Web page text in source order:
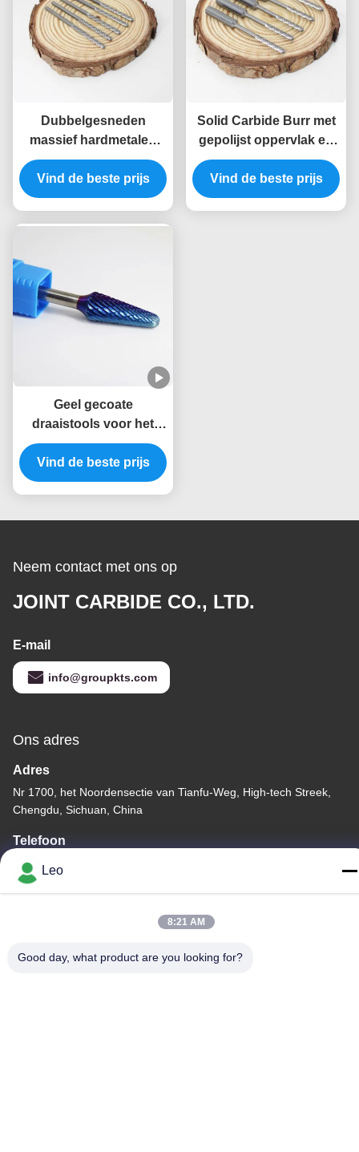
Dubbelgesneden
massief hardmetalen
freesbits voor
slotenmakers met
ondersteuning voor
Vind de beste prijs
Solid Carbide Burr met
gepolijst oppervlak en
maatondersteuning
voor slotenmakers en
brandweerlieden
Vind de beste prijs
Geel gecoate
draaistools voor het
afschuren van
wolfraamcarbide
draaistools voor het
Vind de beste prijs
Neem contact met ons op
JOINT CARBIDE CO., LTD.
E-mail
info@groupkts.com
Ons adres
Adres
Nr 1700, het Noordensectie van Tianfu-Weg, High-tech Streek,
Chengdu, Sichuan, China
Telefoon
86--18483668520
Privacybeleid|Sitemap
Leo
8:21 AM
Good day, what product are you looking for?